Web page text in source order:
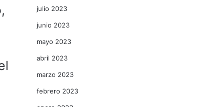
julio 2023
junio 2023
mayo 2023
abril 2023
marzo 2023
febrero 2023